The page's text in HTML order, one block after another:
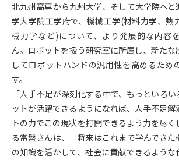
北九州高専から九州大学、そして大学院へ
学大学院工学府で、機械工学(材料力学、熱
械力学など)について、より発展的な内容
ん。ロボットを扱う研究室に所属し、新た
してロボットハンドの汎用性を高めるため
す。
「人手不足が深刻化する中で、もっといろ
ットが活躍できるようになれば、人手不足解
トの力でこの現状を打開できるよう力を尽
る常盤さんは、「将来はこれまで学んできた
の知識を活かして、社会に貢献できるような